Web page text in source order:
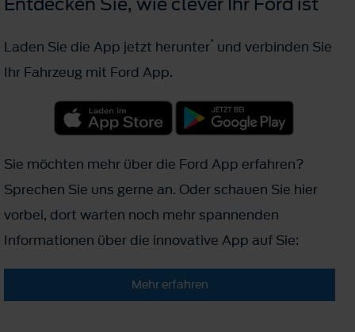
Laden Sie die App jetzt herunter* und verbinden Sie
Ihr Fahrzeug mit Ford App.
Sie möchten mehr über die Ford App erfahren?
Sprechen Sie uns gerne an. Oder schauen Sie hier
vorbei, dort warten noch mehr spannenden
Informationen über die innovative App auf Sie:
Mehr erfahren